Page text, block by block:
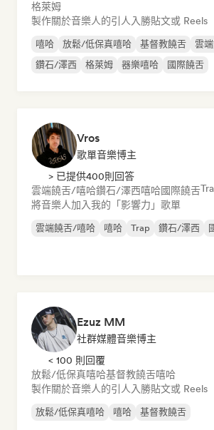
格萊姆
製作關於音樂人的引人入勝貼文或 Reels
嘻哈 放鬆/低保真嘻哈 基督教饒舌
雲
鑽石/澤西
格萊姆 器樂嘻哈 國際饒舌
Vros
歌單音樂博主
> 已提供400則回答
雲端饒舌/嘻哈鑽石/澤西嘻哈國際饒舌
將音樂人加入我的「影響力」歌單
雲端饒舌/嘻哈 嘻哈 Trap 鑽石/澤西
Ezuz MM
社群媒體音樂博主
< 100 則回覆
放鬆/低保真嘻哈基督教饒舌嘻哈
製作關於音樂人的引人入勝貼文或 Reels
放鬆/低保真嘻哈 嘻哈 基督教饒舌